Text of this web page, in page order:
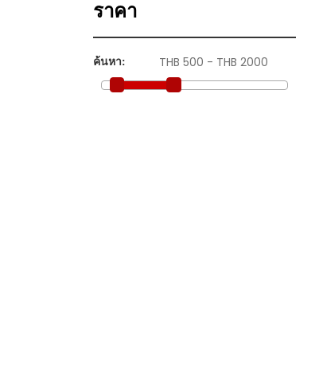
ราคา
ค้นหา: